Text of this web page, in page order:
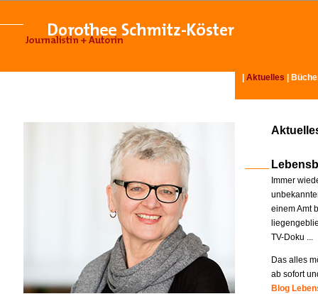
Aktuelles
Immer
einem Amt
TV-Doku ...
Das alles
ab sofort
Blog